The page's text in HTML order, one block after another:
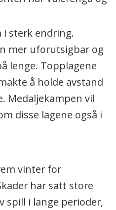
i sterk endring.
mer uforutsigbar og
lenge. Topplagene
å holde avstand
Medaljekampen vil
disse lagene også i
vinter for
har satt store
spill i lange perioder,